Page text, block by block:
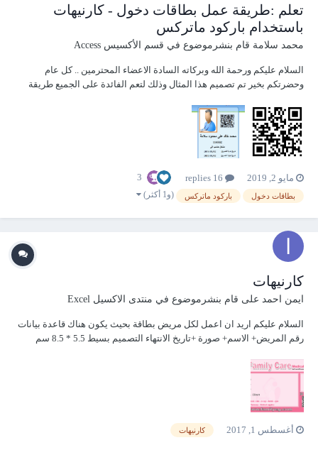
تعلم :طريقة عمل بطاقات دخول - كارنيهات
باستخدام باركود ماتركس
محمد سلامة قام بنشرموضوع في قسم الأكسيس Access
السلام عليكم ورحمة الله وبركاته السادة الاعضاء المحترمين .. كل عام
وحضرتكم بخير تم تصميم هذا المثال وذلك لتعم الفائدة على الجميع طريقة
عضو لعمل كارنيهات / بطاقات لاي مؤسسة او شركة او وزارة ولمن لايعلم ما
هو...
مايو 2, 2019 3
بطاقات دخول باركود ماتركس (و1 أكثر)
كارنيهات
ايمن احمد على قام بنشرموضوع في منتدى الاكسيل Excel
السلام عليكم اريد ان اعمل لكل مريض بطاقة بحيث يكون هناك قاعدة بيانات
رقم المريض+ الاسم+ صورة +تاريخ الانتهاء التصميم بسيط 5.5 * 8.5 سم
أغسطس 1, 2017 كارنيهات